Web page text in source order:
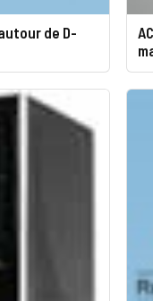
de D-